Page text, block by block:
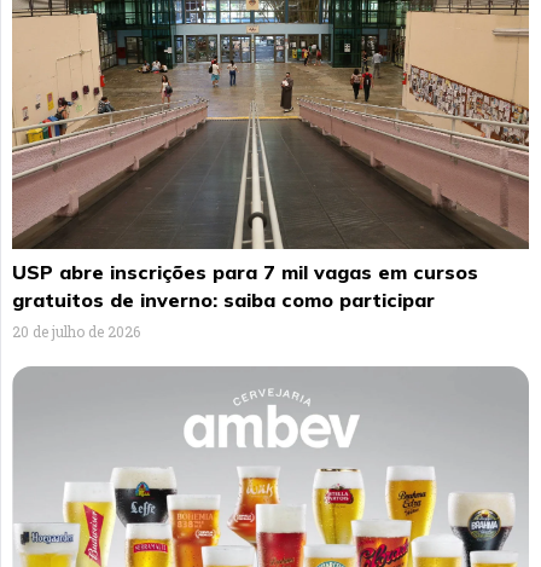
USP abre inscrições para 7 mil vagas em cursos
gratuitos de inverno: saiba como participar
20 de julho de 2026